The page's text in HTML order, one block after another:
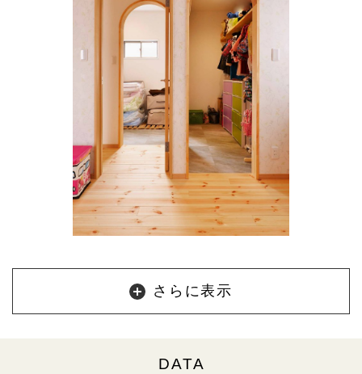
さらに表示
DATA